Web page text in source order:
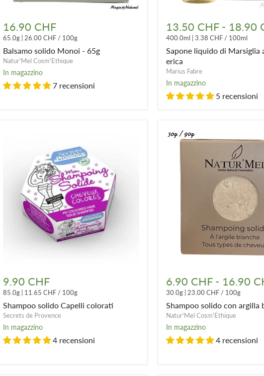
solido
Monoi
-
65g
16.90 CHF
65.0g| 26.00 CHF/ 100g
Balsamo solido Monoi - 65g
Natur'Mel Cosm'Ethique
In magazzino
7 recensioni
liquido
di
Marsiglia
al
miele
di
erica
13.50 CHF- 18.90
400.0ml 3.38 CHF / 100ml
Sapone liquido di Marsiglia
erica
Marius Fabre
In magazzino
5 recensioni
solido
Capelli
colorati
9.90 CHF
85.0g| 11.65 CHF/ 100g
Shampoo solido Capelli colorati
Secrets de Provence
In magazzino
4 recensioni
solido
con
argilla
bianca
6.90 CHF- 16.90
30.0g 23.00 CHF/ 100g
Shampoo solido con argilla
Natur'Mel Cosm'Ethique
In magazzino
4 recensioni